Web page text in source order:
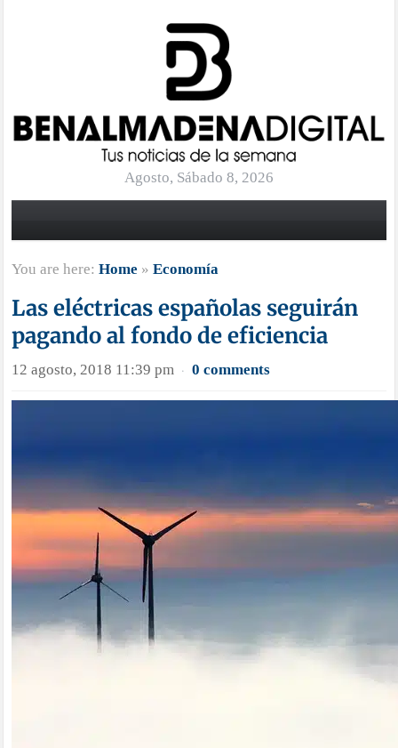
Agosto, Sábado 8, 2026
You are here:Home »Economía
Las eléctricas españolas seguirán
pagando al fondo de eficiencia
12 agosto, 2018 11:39 pm · 0 comments